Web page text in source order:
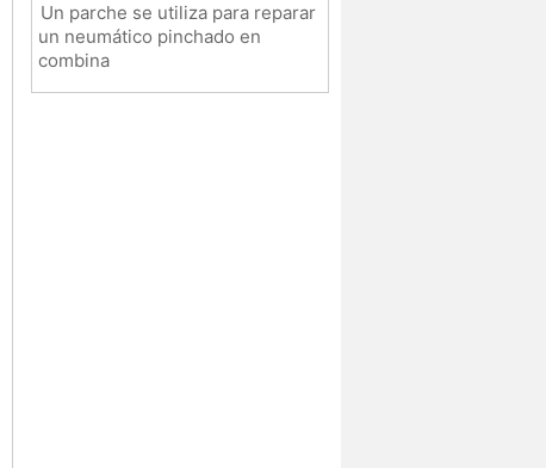
Un parche se utiliza para reparar
un neumático pinchado en
combina